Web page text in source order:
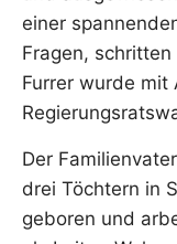
einer
Fragen,
Furrer wurde mit
Der
drei Töchtern in
geboren und